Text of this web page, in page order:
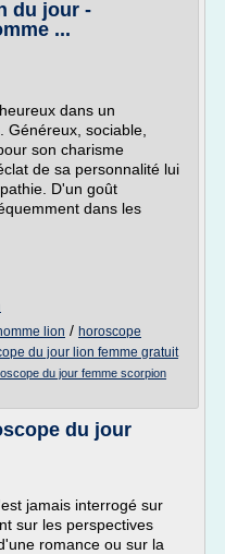
du jour -
...
dans un
sociable,
son charisme
de sa personnalité lui
D'un goût
dans les
lion / horoscope
du jour lion femme gratuit
du jour femme scorpion
du jour
jamais interrogé sur
sur les perspectives
romance ou sur la